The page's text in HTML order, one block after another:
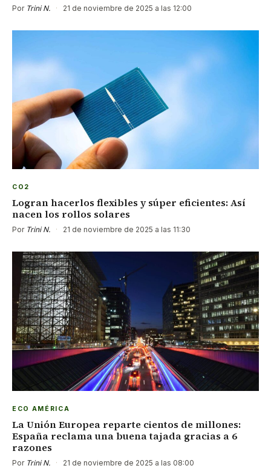
Por Trini N. · 21 de noviembre de 2025 a las 12:00
CO2
Logran hacerlos flexibles y súper eficientes: Así
nacen los rollos solares
Por Trini N. · 21 de noviembre de 2025 a las 11:30
ECO AMÉRICA
La Unión Europea reparte cientos de millones:
España reclama una buena tajada gracias a 6
razones
Por Trini N. · 21 de noviembre de 2025 a las 08:00